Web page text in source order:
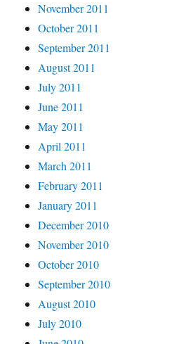
November 2011
October 2011
September 2011
August 2011
July 2011
June 2011
May 2011
April 2011
March 2011
February 2011
January 2011
December 2010
November 2010
October 2010
September 2010
August 2010
July 2010